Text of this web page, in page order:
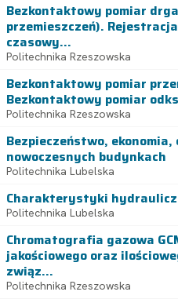
Bezkontaktowy pomiar
przemieszczeń).
czasowy...
Politechnika Rzeszowska
Bezkontaktowy pomiar
Bezkontaktowy pomiar
Politechnika Rzeszowska
Bezpieczeństwo,
nowoczesnych budynkach
Politechnika Lubelska
Charakterystyki
Politechnika Lubelska
Chromatografia gazowa
jakościowego oraz
związ...
Politechnika Rzeszowska